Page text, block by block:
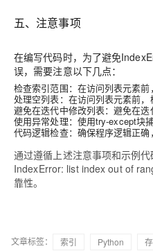
五、注意事项
在编写代码时，为了避免
误，需要注意以下几点：
检查索引范围：在访问列表元素前
处理空列表：在访问列表元素前，
避免在迭代中修改列表：避免在迭
使用异常处理：使用try-except块
代码逻辑检查：确保程序逻辑正确
通过遵循上述注意事项和示例
IndexError: list index out of
靠性。
文章标签： 索引 Python